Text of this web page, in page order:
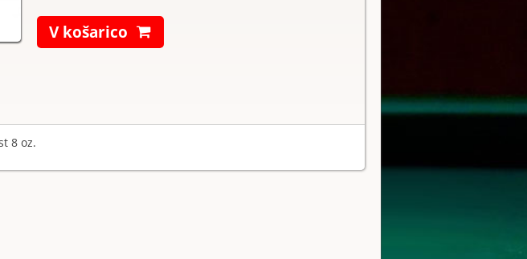
V košarico
8 oz.